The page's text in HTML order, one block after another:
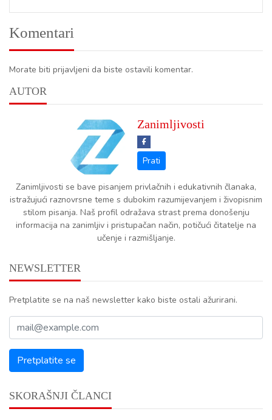
Komentari
Morate biti prijavljeni da biste ostavili komentar.
AUTOR
Zanimljivosti
Zanimljivosti se bave pisanjem privlačnih i edukativnih članaka,
istražujući raznovrsne teme s dubokim razumijevanjem i živopisnim
stilom pisanja. Naš profil odražava strast prema donošenju
informacija na zanimljiv i pristupačan način, potičući čitatelje na
učenje i razmišljanje.
NEWSLETTER
Pretplatite se na naš newsletter kako biste ostali ažurirani.
SKORAŠNJI ČLANCI